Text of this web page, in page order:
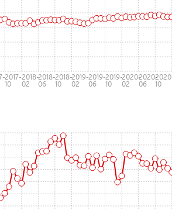
2017-
10
2018-
02
2018-
06
2018-
10
2019-
02
2019-
06
2019-
10
2020-
02
2020-
06
10